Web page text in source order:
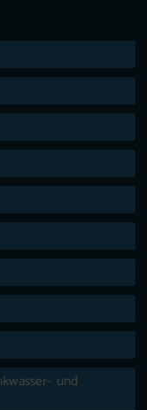
und